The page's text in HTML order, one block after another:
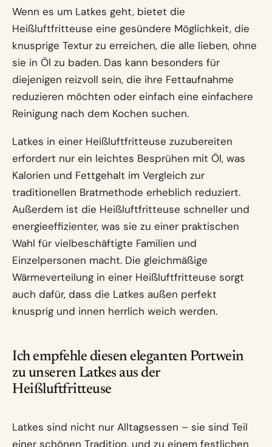
Wenn es um Latkes geht, bietet die
Heißluftfritteuse eine gesündere Möglichkeit, die
knusprige Textur zu erreichen, die alle lieben, ohne
sie in Öl zu baden. Das kann besonders für
diejenigen reizvoll sein, die ihre Fettaufnahme
reduzieren möchten oder einfach eine einfachere
Reinigung nach dem Kochen suchen.
Latkes in einer Heißluftfritteuse zuzubereiten
erfordert nur ein leichtes Besprühen mit Öl, was
Kalorien und Fettgehalt im Vergleich zur
traditionellen Bratmethode erheblich reduziert.
Außerdem ist die Heißluftfritteuse schneller und
energieeffizienter, was sie zu einer praktischen
Wahl für vielbeschäftigte Familien und
Einzelpersonen macht. Die gleichmäßige
Wärmeverteilung in einer Heißluftfritteuse sorgt
auch dafür, dass die Latkes außen perfekt
knusprig und innen herrlich weich werden.
Ich empfehle diesen eleganten Portwein
zu unseren Latkes aus der
Heißluftfritteuse
Latkes sind nicht nur Alltagsessen – sie sind Teil
einer schönen Tradition, und zu einem festlichen